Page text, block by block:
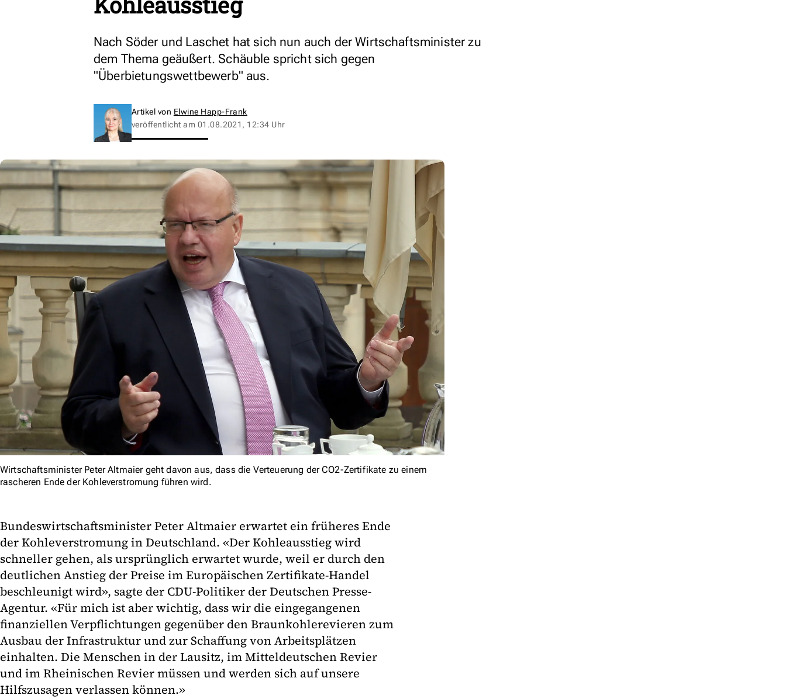
Nach Söder und Laschet hat sich nun auch der Wirtschaftsminister zu
dem Thema geäußert. Schäuble spricht sich gegen
"Überbietungswettbewerb" aus.
Artikel von Elwine Happ-Frank
veröffentlicht am 01.08.2021, 12:34 Uhr
Wirtschaftsminister Peter Altmaier geht davon aus, dass die Verteuerung der CO2-Zertifikate zu einem
rascheren Ende der Kohleverstromung führen wird.
Bundeswirtschaftsminister Peter Altmaier erwartet ein früheres Ende
der Kohleverstromung in Deutschland. «Der Kohleausstieg wird
schneller gehen, als ursprünglich erwartet wurde, weil er durch den
deutlichen Anstieg der Preise im Europäischen Zertifikate-Handel
beschleunigt wird», sagte der CDU-Politiker der Deutschen Presse-
Agentur. «Für mich ist aber wichtig, dass wir die eingegangenen
finanziellen Verpflichtungen gegenüber den Braunkohlerevieren zum
Ausbau der Infrastruktur und zur Schaffung von Arbeitsplätzen
einhalten. Die Menschen in der Lausitz, im Mitteldeutschen Revier
und im Rheinischen Revier müssen und werden sich auf unsere
Hilfszusagen verlassen können.»